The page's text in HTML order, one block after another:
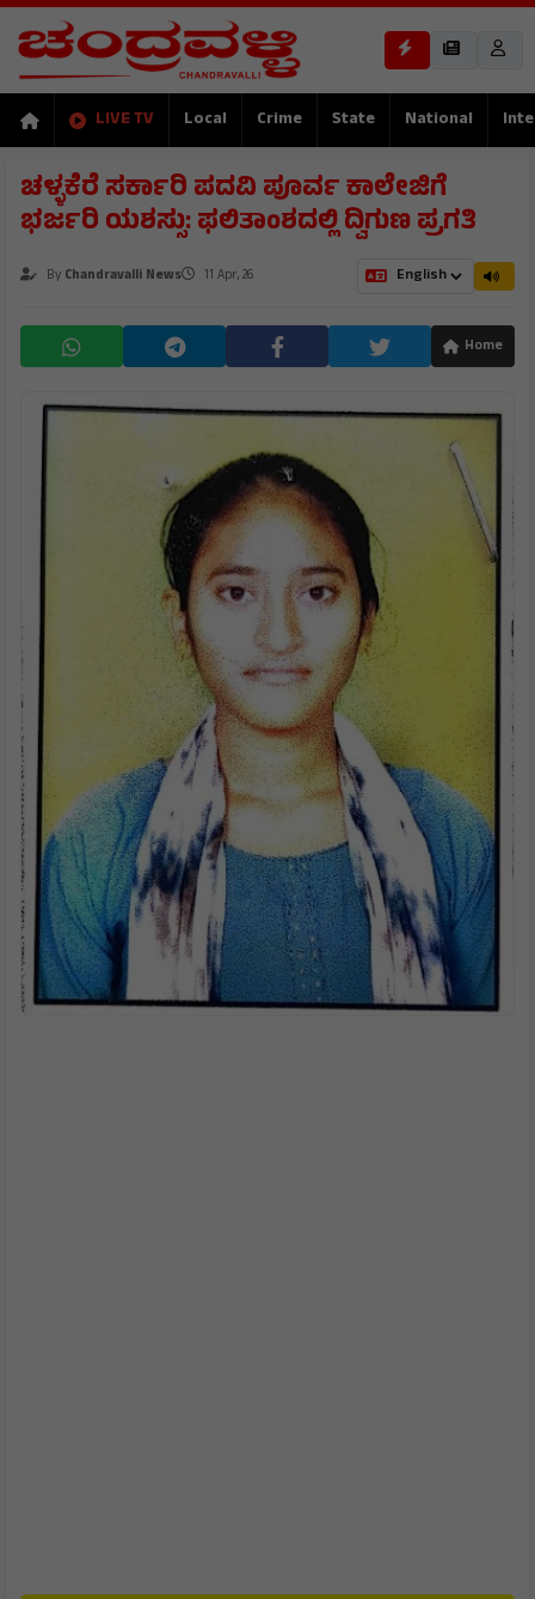
LIVE TV Local Crime State National
ಚಳ್ಳಕೆರೆ ಸರ್ಕಾರಿ ಪದವಿ ಪೂರ್ವ ಕಾಲೇಜಿಗೆ
ಭರ್ಜರಿ ಯಶಸ್ಸು: ಫಲಿತಾಂಶದಲ್ಲಿ ದ್ವಿಗುಣ ಪ್ರಗತಿ
By Chandravalli News 11 Apr, 26
Home